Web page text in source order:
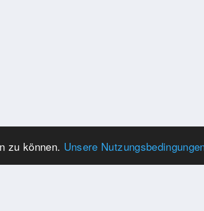
zu können. Unsere